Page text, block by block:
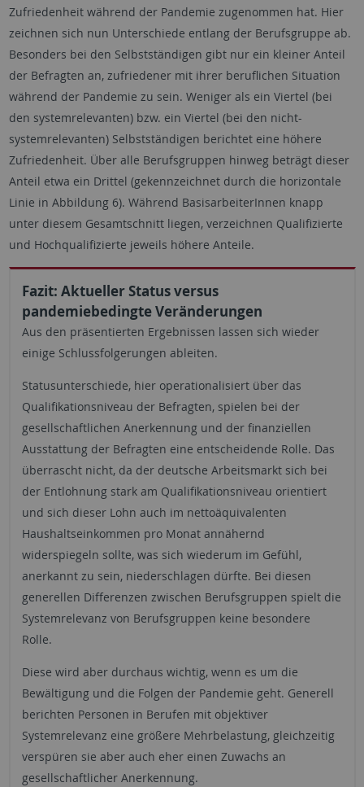
Zufriedenheit während der Pandemie zugenommen hat. Hier
zeichnen sich nun Unterschiede entlang der Berufsgruppe ab.
Besonders bei den Selbstständigen gibt nur ein kleiner Anteil
der Befragten an, zufriedener mit ihrer beruflichen Situation
während der Pandemie zu sein. Weniger als ein Viertel (bei
den systemrelevanten) bzw. ein Viertel (bei den nicht-
systemrelevanten) Selbstständigen berichtet eine höhere
Zufriedenheit. Über alle Berufsgruppen hinweg beträgt dieser
Anteil etwa ein Drittel (gekennzeichnet durch die horizontale
Linie in Abbildung 6). Während BasisarbeiterInnen knapp
unter diesem Gesamtschnitt liegen, verzeichnen Qualifizierte
und Hochqualifizierte jeweils höhere Anteile.
Fazit: Aktueller Status versus
pandemiebedingte Veränderungen
Aus den präsentierten Ergebnissen lassen sich wieder
einige Schlussfolgerungen ableiten.
Statusunterschiede, hier operationalisiert über das
Qualifikationsniveau der Befragten, spielen bei der
gesellschaftlichen Anerkennung und der finanziellen
Ausstattung der Befragten eine entscheidende Rolle. Das
überrascht nicht, da der deutsche Arbeitsmarkt sich bei
der Entlohnung stark am Qualifikationsniveau orientiert
und sich dieser Lohn auch im nettoäquivalenten
Haushaltseinkommen pro Monat annähernd
widerspiegeln sollte, was sich wiederum im Gefühl,
anerkannt zu sein, niederschlagen dürfte. Bei diesen
generellen Differenzen zwischen Berufsgruppen spielt die
Systemrelevanz von Berufsgruppen keine besondere
Rolle.
Diese wird aber durchaus wichtig, wenn es um die
Bewältigung und die Folgen der Pandemie geht. Generell
berichten Personen in Berufen mit objektiver
Systemrelevanz eine größere Mehrbelastung, gleichzeitig
verspüren sie aber auch eher einen Zuwachs an
gesellschaftlicher Anerkennung.